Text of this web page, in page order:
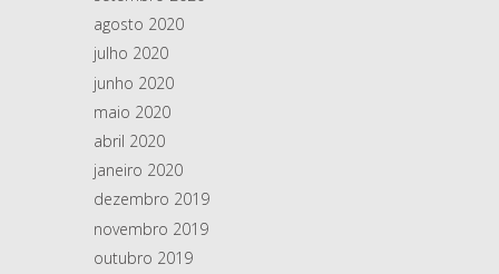
agosto 2020
julho 2020
junho 2020
maio 2020
abril 2020
janeiro 2020
dezembro 2019
novembro 2019
outubro 2019